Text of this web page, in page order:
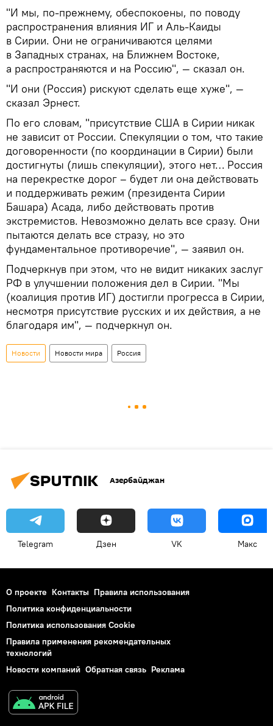
"И мы, по-прежнему, обеспокоены, по поводу
распространения влияния ИГ и Аль-Каиды
в Сирии. Они не ограничиваются целями
в Западных странах, на Ближнем Востоке,
а распространяются и на Россию", — сказал он.
"И они (Россия) рискуют сделать еще хуже", —
сказал Эрнест.
По его словам, "присутствие США в Сирии никак
не зависит от России. Спекуляции о том, что такие
договоренности (по координации в Сирии) были
достигнуты (лишь спекуляции), этого нет… Россия
на перекрестке дорог – будет ли она действовать
и поддерживать режим (президента Сирии
Башара) Асада, либо действовать против
экстремистов. Невозможно делать все сразу. Они
пытаются делать все стразу, но это
фундаментальное противоречие", — заявил он.
Подчеркнув при этом, что не видит никаких заслуг
РФ в улучшении положения дел в Сирии. "Мы
(коалиция против ИГ) достигли прогресса в Сирии,
несмотря присутствие русских и их действия, а не
благодаря им", — подчеркнул он.
Новости Новости мира Россия
Азербайджан
Telegram Дзен VK Макс
О проекте Контакты Правила использования
Политика конфиденциальности
Политика использования Cookie
Правила применения рекомендательных
технологий
Новости компаний Обратная связь Реклама